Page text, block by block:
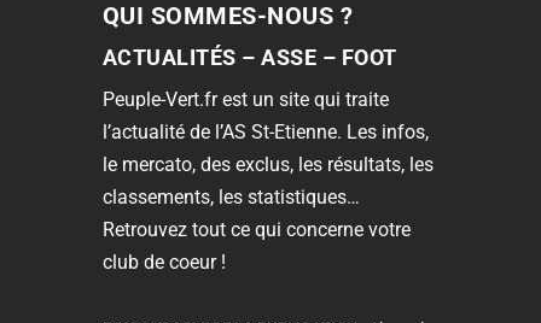
QUI SOMMES-NOUS ?
ACTUALITÉS – ASSE – FOOT
Peuple-Vert.fr est un site qui traite
l’actualité de l’AS St-Etienne. Les infos,
le mercato, des exclus, les résultats, les
classements, les statistiques…
Retrouvez tout ce qui concerne votre
club de coeur !